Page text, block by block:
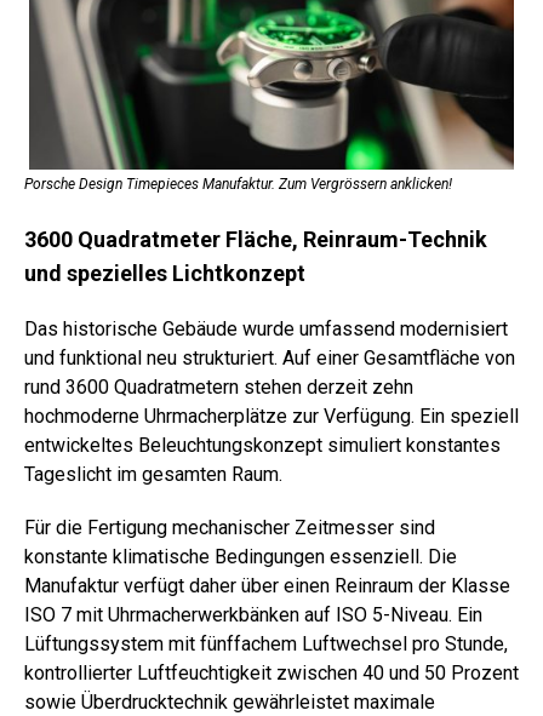
Porsche Design Timepieces Manufaktur. Zum Vergrössern anklicken!
3600 Quadratmeter Fläche, Reinraum-Technik
und spezielles Lichtkonzept
Das historische Gebäude wurde umfassend modernisiert
und funktional neu strukturiert. Auf einer Gesamtfläche von
rund 3600 Quadratmetern stehen derzeit zehn
hochmoderne Uhrmacherplätze zur Verfügung. Ein speziell
entwickeltes Beleuchtungskonzept simuliert konstantes
Tageslicht im gesamten Raum.
Für die Fertigung mechanischer Zeitmesser sind
konstante klimatische Bedingungen essenziell. Die
Manufaktur verfügt daher über einen Reinraum der Klasse
ISO 7 mit Uhrmacherwerkbänken auf ISO 5-Niveau. Ein
Lüftungssystem mit fünffachem Luftwechsel pro Stunde,
kontrollierter Luftfeuchtigkeit zwischen 40 und 50 Prozent
sowie Überdrucktechnik gewährleistet maximale